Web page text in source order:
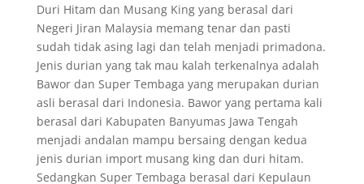
Duri Hitam dan Musang King yang berasal dari
Negeri Jiran Malaysia memang tenar dan pasti
sudah tidak asing lagi dan telah menjadi primadona.
Jenis durian yang tak mau kalah terkenalnya adalah
Bawor dan Super Tembaga yang merupakan durian
asli berasal dari Indonesia. Bawor yang pertama kali
berasal dari Kabupaten Banyumas Jawa Tengah
menjadi andalan mampu bersaing dengan kedua
jenis durian import musang king dan duri hitam.
Sedangkan Super Tembaga berasal dari Kepulaun